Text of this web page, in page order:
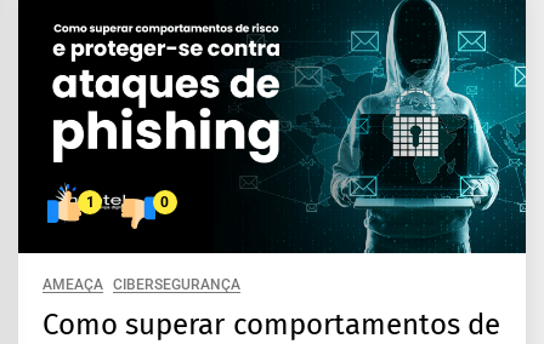
1 0
AMEAÇA CIBERSEGURANÇA
Como superar comportamentos de